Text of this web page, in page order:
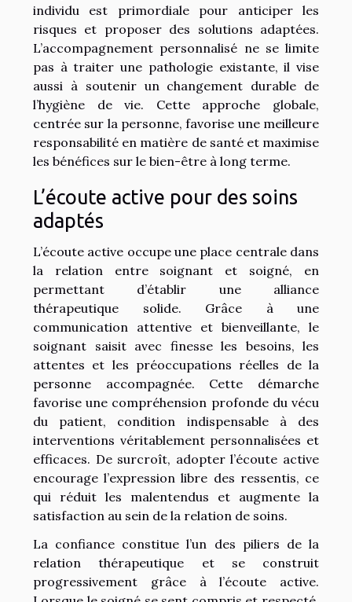
individu est primordiale pour anticiper les
risques et proposer des solutions adaptées.
L’accompagnement personnalisé ne se limite
pas à traiter une pathologie existante, il vise
aussi à soutenir un changement durable de
l’hygiène de vie. Cette approche globale,
centrée sur la personne, favorise une meilleure
responsabilité en matière de santé et maximise
les bénéfices sur le bien-être à long terme.
L’écoute active pour des soins
adaptés
L’écoute active occupe une place centrale dans
la relation entre soignant et soigné, en
permettant d’établir une alliance
thérapeutique solide. Grâce à une
communication attentive et bienveillante, le
soignant saisit avec finesse les besoins, les
attentes et les préoccupations réelles de la
personne accompagnée. Cette démarche
favorise une compréhension profonde du vécu
du patient, condition indispensable à des
interventions véritablement personnalisées et
efficaces. De surcroît, adopter l’écoute active
encourage l’expression libre des ressentis, ce
qui réduit les malentendus et augmente la
satisfaction au sein de la relation de soins.
La confiance constitue l’un des piliers de la
relation thérapeutique et se construit
progressivement grâce à l’écoute active.